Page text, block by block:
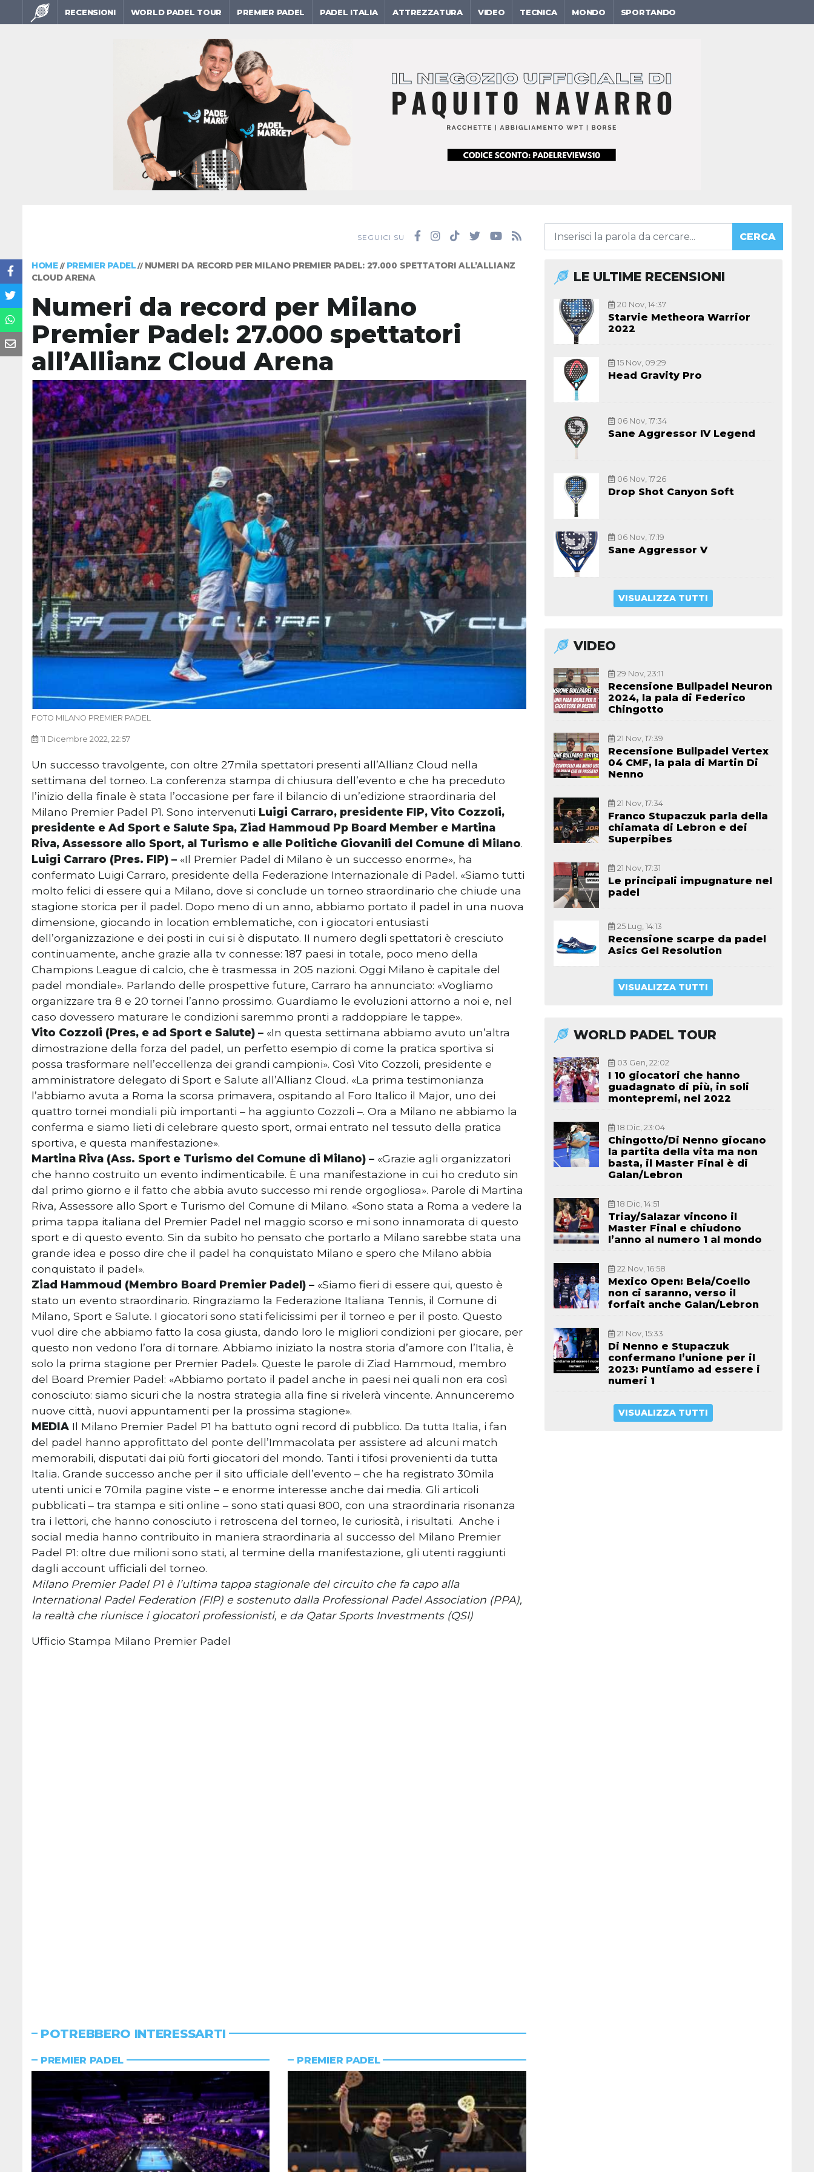
RECENSIONI WORLD PADEL TOUR PREMIER PADEL PADEL ITALIA ATTREZZATURA VIDEO TECNICA MONDO SPORTANDO
SEGUICI SU CERCA
HOME// PREMIER PADEL // NUMERI DA RECORD PER MILANO PREMIER PADEL: 27.000 SPETTATORI ALL’ALLIANZ
CLOUD ARENA
Numeri da record per Milano
Premier Padel: 27.000 spettatori
all’Allianz Cloud Arena
FOTO MILANO PREMIER PADEL
11 Dicembre 2022, 22:57
Un successo travolgente, con oltre 27mila spettatori presenti all’Allianz Cloud nella
settimana del torneo. La conferenza stampa di chiusura dell’evento e che ha preceduto
l’inizio della finale è stata l’occasione per fare il bilancio di un’edizione straordinaria del
Milano Premier Padel P1. Sono intervenuti Luigi Carraro, presidente FIP, Vito Cozzoli,
presidente e Ad Sport e Salute Spa, Ziad Hammoud Pp Board Member e Martina
Riva, Assessore allo Sport, al Turismo e alle Politiche Giovanili del Comune di Milano.
Luigi Carraro (Pres. FIP) – «Il Premier Padel di Milano è un successo enorme», ha
confermato Luigi Carraro, presidente della Federazione Internazionale di Padel. «Siamo tutti
molto felici di essere qui a Milano, dove si conclude un torneo straordinario che chiude una
stagione storica per il padel. Dopo meno di un anno, abbiamo portato il padel in una nuova
dimensione, giocando in location emblematiche, con i giocatori entusiasti
dell’organizzazione e dei posti in cui si è disputato. II numero degli spettatori è cresciuto
continuamente, anche grazie alla tv connesse: 187 paesi in totale, poco meno della
Champions League di calcio, che è trasmessa in 205 nazioni. Oggi Milano è capitale del
padel mondiale». Parlando delle prospettive future, Carraro ha annunciato: «Vogliamo
organizzare tra 8 e 20 tornei l’anno prossimo. Guardiamo le evoluzioni attorno a noi e, nel
caso dovessero maturare le condizioni saremmo pronti a raddoppiare le tappe».
Vito Cozzoli (Pres, e ad Sport e Salute) – «In questa settimana abbiamo avuto un’altra
dimostrazione della forza del padel, un perfetto esempio di come la pratica sportiva si
possa trasformare nell’eccellenza dei grandi campioni». Così Vito Cozzoli, presidente e
amministratore delegato di Sport e Salute all’Allianz Cloud. «La prima testimonianza
l’abbiamo avuta a Roma la scorsa primavera, ospitando al Foro Italico il Major, uno dei
quattro tornei mondiali più importanti – ha aggiunto Cozzoli –. Ora a Milano ne abbiamo la
conferma e siamo lieti di celebrare questo sport, ormai entrato nel tessuto della pratica
sportiva, e questa manifestazione».
Martina Riva (Ass. Sport e Turismo del Comune di Milano) – «Grazie agli organizzatori
che hanno costruito un evento indimenticabile. È una manifestazione in cui ho creduto sin
dal primo giorno e il fatto che abbia avuto successo mi rende orgogliosa». Parole di Martina
Riva, Assessore allo Sport e Turismo del Comune di Milano. «Sono stata a Roma a vedere la
prima tappa italiana del Premier Padel nel maggio scorso e mi sono innamorata di questo
sport e di questo evento. Sin da subito ho pensato che portarlo a Milano sarebbe stata una
grande idea e posso dire che il padel ha conquistato Milano e spero che Milano abbia
conquistato il padel».
Ziad Hammoud (Membro Board Premier Padel) – «Siamo fieri di essere qui, questo è
stato un evento straordinario. Ringraziamo la Federazione Italiana Tennis, il Comune di
Milano, Sport e Salute. I giocatori sono stati felicissimi per il torneo e per il posto. Questo
vuol dire che abbiamo fatto la cosa giusta, dando loro le migliori condizioni per giocare, per
questo non vedono l’ora di tornare. Abbiamo iniziato la nostra storia d’amore con l’Italia, è
solo la prima stagione per Premier Padel». Queste le parole di Ziad Hammoud, membro
del Board Premier Padel: «Abbiamo portato il padel anche in paesi nei quali non era così
conosciuto: siamo sicuri che la nostra strategia alla fine si rivelerà vincente. Annunceremo
nuove città, nuovi appuntamenti per la prossima stagione».
MEDIA Il Milano Premier Padel P1 ha battuto ogni record di pubblico. Da tutta Italia, i fan
del padel hanno approfittato del ponte dell’Immacolata per assistere ad alcuni match
memorabili, disputati dai più forti giocatori del mondo. Tanti i tifosi provenienti da tutta
Italia. Grande successo anche per il sito ufficiale dell’evento – che ha registrato 30mila
utenti unici e 70mila pagine viste – e enorme interesse anche dai media. Gli articoli
pubblicati – tra stampa e siti online – sono stati quasi 800, con una straordinaria risonanza
tra i lettori, che hanno conosciuto i retroscena del torneo, le curiosità, i risultati. Anche i
social media hanno contribuito in maniera straordinaria al successo del Milano Premier
Padel P1: oltre due milioni sono stati, al termine della manifestazione, gli utenti raggiunti
dagli account ufficiali del torneo.
Milano Premier Padel P1 è l’ultima tappa stagionale del circuito che fa capo alla
International Padel Federation (FIP) e sostenuto dalla Professional Padel Association (PPA),
la realtà che riunisce i giocatori professionisti, e da Qatar Sports Investments (QSI)
Ufficio Stampa Milano Premier Padel
POTREBBERO INTERESSARTI
PREMIER PADEL PREMIER PADEL
LE ULTIME RECENSIONI
20 Nov, 14:37
Starvie Metheora Warrior
2022
15 Nov, 09:29
Head Gravity Pro
06 Nov, 17:34
Sane Aggressor IV Legend
06 Nov, 17:26
Drop Shot Canyon Soft
06 Nov, 17:19
Sane Aggressor V
VISUALIZZA TUTTI
VIDEO
29 Nov, 23:11
Recensione Bullpadel Neuron
2024, la pala di Federico
Chingotto
21 Nov, 17:39
Recensione Bullpadel Vertex
04 CMF, la pala di Martin Di
Nenno
21 Nov, 17:34
Franco Stupaczuk parla della
chiamata di Lebron e dei
Superpibes
21 Nov, 17:31
Le principali impugnature nel
padel
25 Lug, 14:13
Recensione scarpe da padel
Asics Gel Resolution
VISUALIZZA TUTTI
WORLD PADEL TOUR
03 Gen, 22:02
I 10 giocatori che hanno
guadagnato di più, in soli
montepremi, nel 2022
18 Dic, 23:04
Chingotto/Di Nenno giocano
la partita della vita ma non
basta, il Master Final è di
Galan/Lebron
18 Dic, 14:51
Triay/Salazar vincono il
Master Final e chiudono
l’anno al numero 1 al mondo
22 Nov, 16:58
Mexico Open: Bela/Coello
non ci saranno, verso il
forfait anche Galan/Lebron
21 Nov, 15:33
Di Nenno e Stupaczuk
confermano l’unione per il
2023: Puntiamo ad essere i
numeri 1
VISUALIZZA TUTTI